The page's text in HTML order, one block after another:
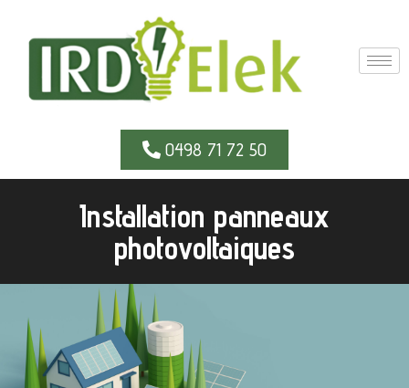
0498 71 72 50
Installation panneaux
photovoltaiques